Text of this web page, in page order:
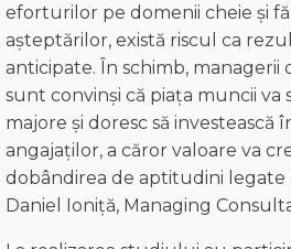
eforturilor pe domenii cheie și
așteptărilor, există riscul ca
anticipate. În schimb, managerii
sunt convinși că piața muncii va
majore și doresc să investească
angajaților, a căror valoare va
dobândirea de aptitudini legate
Daniel Ioniță, Managing